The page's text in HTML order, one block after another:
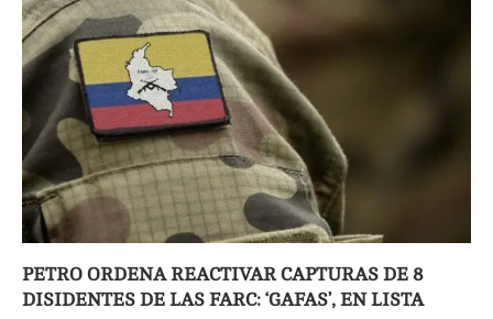
PETRO ORDENA REACTIVAR CAPTURAS DE 8
DISIDENTES DE LAS FARC: ‘GAFAS’, EN LISTA